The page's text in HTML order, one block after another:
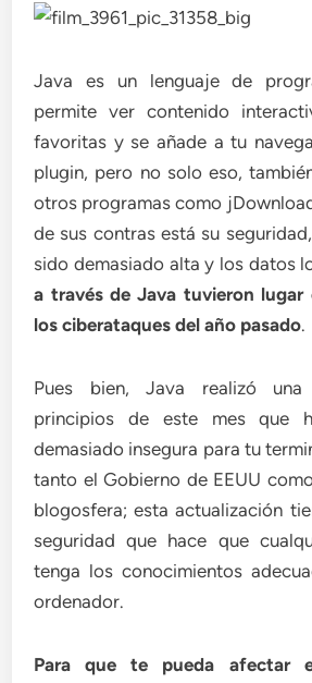
Java es un lenguaje de
permite ver contenido
favoritas y se añade a tu
plugin, pero no solo eso,
otros programas como
de sus contras está su
sido demasiado alta y los datos
a través de Java tuvieron
los ciberataques del año pasado.
Pues bien, Java realizó una
principios de este mes que
demasiado insegura para tu
tanto el Gobierno de EEUU
blogosfera; esta actualización
seguridad que hace que
tenga los conocimientos
ordenador.
Para que te pueda afectar